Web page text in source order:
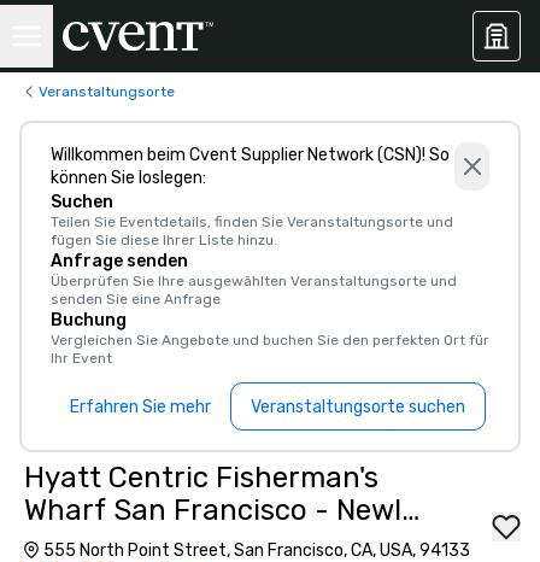
Veranstaltungsorte
Willkommen beim Cvent Supplier Network (CSN)! So
können Sie loslegen:
Suchen
Teilen Sie Eventdetails, finden Sie Veranstaltungsorte und
fügen Sie diese Ihrer Liste hinzu.
Anfrage senden
Überprüfen Sie Ihre ausgewählten Veranstaltungsorte und
senden Sie eine Anfrage
Buchung
Vergleichen Sie Angebote und buchen Sie den perfekten Ort für
Ihr Event
Erfahren Sie mehr Veranstaltungsorte suchen
Hyatt Centric Fisherman's
Wharf San Francisco - Newly
Renovated
555 North Point Street, San Francisco, CA, USA, 94133